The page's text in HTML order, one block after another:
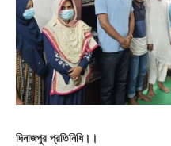
দিনাজপুর প্রতিনিধি।।